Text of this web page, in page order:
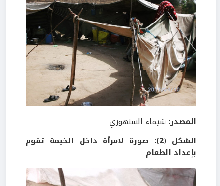
المصدر: شيماء السنهوري
الشكل (2): صورة لامرأة داخل الخيمة تقوم
بإعداد الطعام